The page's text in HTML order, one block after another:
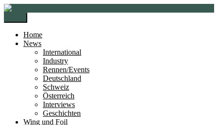
Zur
Navigation
springen
Zum
springen
Home
News
International
Industry
Rennen/Events
Deutschland
Schweiz
Österreich
Interviews
Geschichten
Wing und Foil